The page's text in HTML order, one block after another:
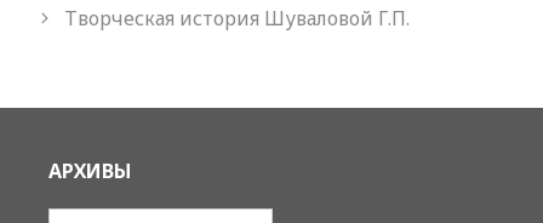
Творческая история Шуваловой Г.П.
АРХИВЫ